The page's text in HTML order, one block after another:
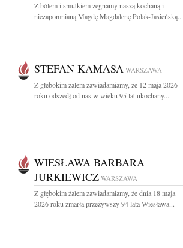
Z bólem i smutkiem żegnamy naszą kochaną i
niezapomnianą Magdę Magdalenę Polak-Jasieńską...
STEFAN KAMASA WARSZAWA
Z głębokim żalem zawiadamiamy, że 12 maja 2026
roku odszedł od nas w wieku 95 lat ukochany...
WIESŁAWA BARBARA
JURKIEWICZ WARSZAWA
Z głębokim żalem zawiadamiamy, że dnia 18 maja
2026 roku zmarła przeżywszy 94 lata Wiesława...